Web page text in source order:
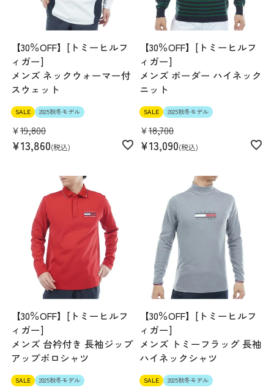
【30％OFF】[トミーヒルフ
ィガー]
メンズ ネックウォーマー付
スウェット
SALE 2025秋冬モデル
¥19,800
¥13,860 税込
【30％OFF】[トミーヒルフ
ィガー]
メンズ ボーダー ハイネック
ニット
SALE 2025秋冬モデル
¥18,700
¥13,090 税込
【30％OFF】[トミーヒルフ
ィガー]
メンズ 台衿付き 長袖ジップ
アップポロシャツ
SALE 2025秋冬モデル
【30％OFF】[トミーヒルフ
ィガー]
メンズ トミーフラッグ 長袖
ハイネックシャツ
SALE 2025秋冬モデル